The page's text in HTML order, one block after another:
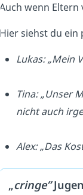
Auch wenn
Hier siehst du ein
Lukas: „Mein
Tina: „Unser
nicht auch
Alex: „Das
„cringe”